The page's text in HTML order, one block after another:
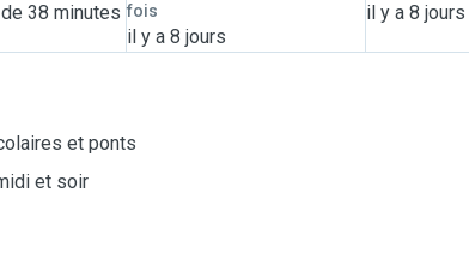
38 minutes fois
il y a 8 jours
il y a 8 jours
et ponts
et soir